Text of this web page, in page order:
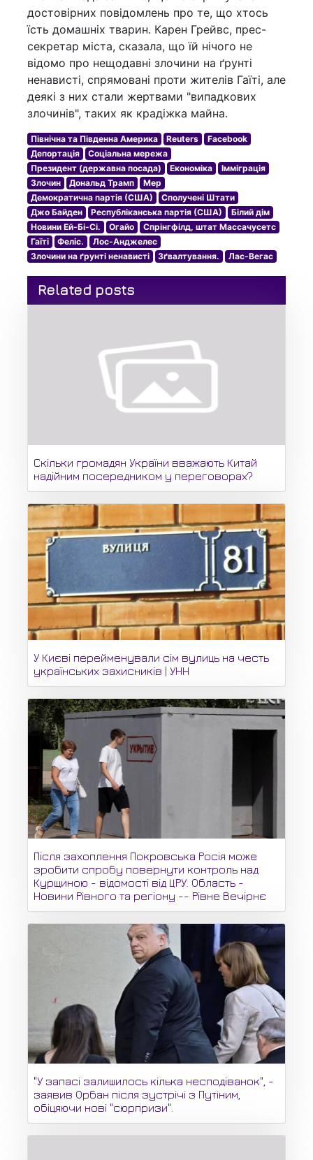
достовірних повідомлень про те, що хтось
їсть домашніх тварин. Карен Грейвс, прес-
секретар міста, сказала, що їй нічого не
відомо про нещодавні злочини на ґрунті
ненависті, спрямовані проти жителів Гаїті, але
деякі з них стали жертвами "випадкових
злочинів", таких як крадіжка майна.
Північна та Південна Америка Reuters
Facebook
Депортація
Соціальна мережа
Президент (державна посада)
Економіка
Імміграція
Злочин
Дональд Трамп
Мер
Демократична партія (США)
Сполучені Штати
Джо Байден
Республіканська партія (США)
Білий дім
Новини Ей-Бі-Сі.
Огайо
Спрінгфілд, штат Массачусетс
Гаїті
Феліс.
Лос-Анджелес
Злочини на ґрунті ненависті
Зґвалтування. Лас-Вегас
Related posts
Скільки громадян України вважають Китай
надійним посередником у переговорах?
У Києві перейменували сім вулиць на честь
українських захисників | УНН
Після захоплення Покровська Росія може
зробити спробу повернути контроль над
Курщиною - відомості від ЦРУ. Область -
Новини Рівного та регіону -- Рівне Вечірнє
"У запасі залишилось кілька несподіванок", -
заявив Орбан після зустрічі з Путіним,
обіцяючи нові "сюрпризи".